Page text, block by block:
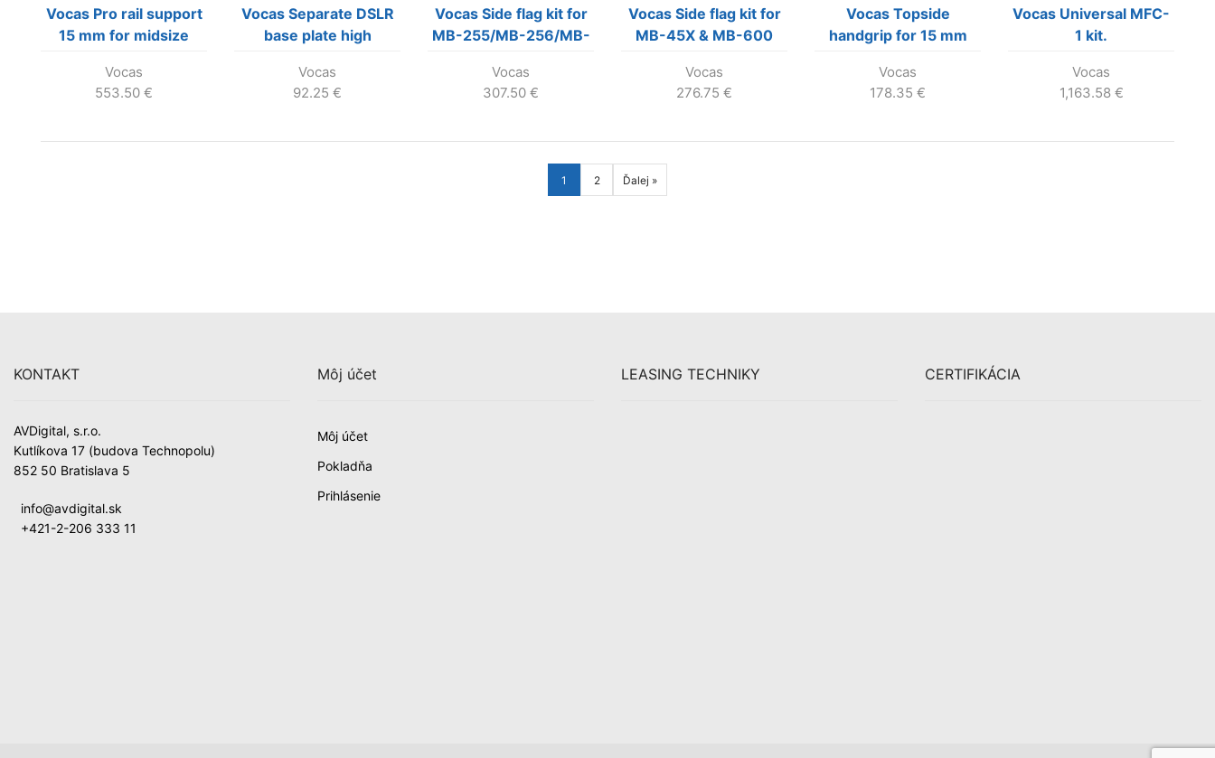
Vocas Pro rail support
15 mm for midsize
Vocas
553.50 €
Vocas Separate DSLR
base plate high
Vocas
92.25 €
Vocas Side flag kit for
MB-255/MB-256/MB-
Vocas
307.50 €
Vocas Side flag kit for
MB-45X & MB-600
Vocas
276.75 €
Vocas Topside
handgrip for 15 mm
Vocas
178.35 €
Vocas Universal MFC-
1 kit.
Vocas
1,163.58 €
1 2 Ďalej »
KONTAKT
AVDigital, s.r.o.
Kutlíkova 17 (budova Technopolu)
852 50 Bratislava 5
info@avdigital.sk
+421-2-206 333 11
Môj účet
Môj účet
Pokladňa
Prihlásenie
LEASING TECHNIKY CERTIFIKÁCIA